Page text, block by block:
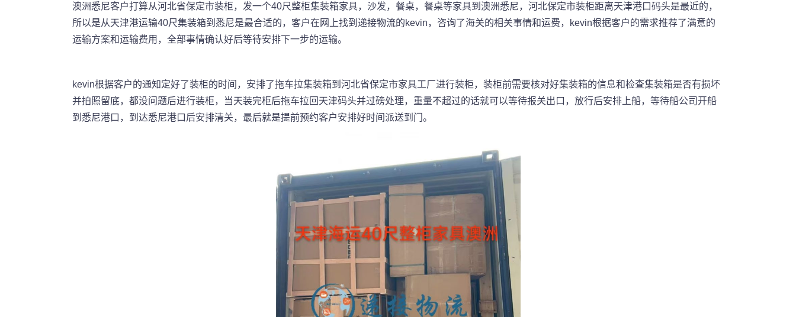
澳洲悉尼客户打算从河北省保定市装柜，发一个40尺整柜集装箱家具，沙发，餐桌，餐桌等家具到澳洲悉尼，河北保定市装柜距离天津港口码头是最近的，
所以是从天津港运输40尺集装箱到悉尼是最合适的，客户在网上找到递接物流的kevin，咨询了海关的相关事情和运费，kevin根据客户的需求推荐了满意的
运输方案和运输费用，全部事情确认好后等待安排下一步的运输。
kevin根据客户的通知定好了装柜的时间，安排了拖车拉集装箱到河北省保定市家具工厂进行装柜，装柜前需要核对好集装箱的信息和检查集装箱是否有损坏
并拍照留底，都没问题后进行装柜，当天装完柜后拖车拉回天津码头并过磅处理，重量不超过的话就可以等待报关出口，放行后安排上船，等待船公司开船
到悉尼港口，到达悉尼港口后安排清关，最后就是提前预约客户安排好时间派送到门。